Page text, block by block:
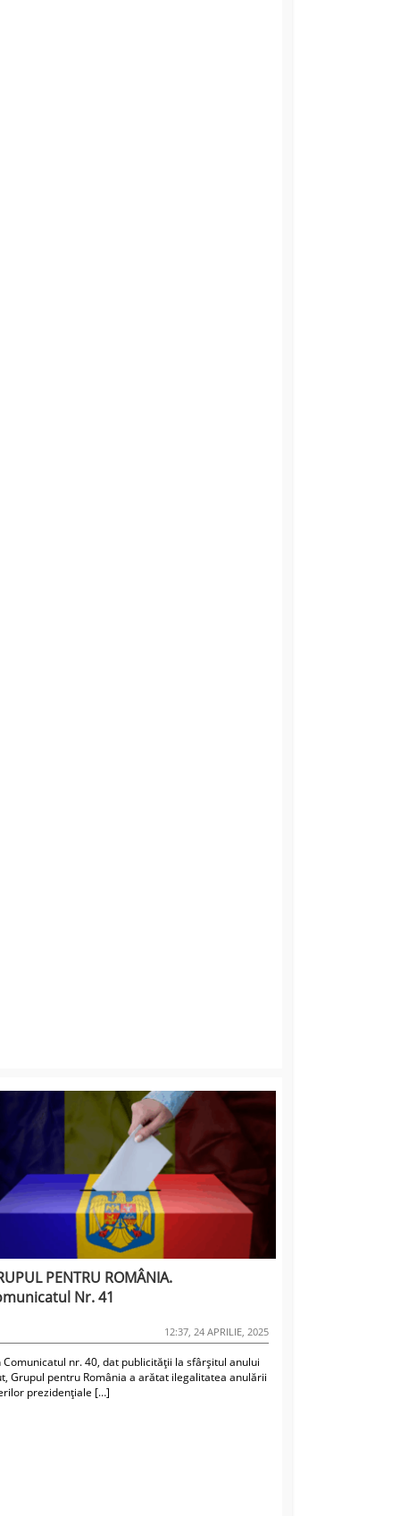
PENTRU ROMÂNIA.
Nr. 41
12:37, 24 APRILIE, 2025
Comunicatul nr. 40, dat publicității la sfârșitul anului
Grupul pentru România a arătat ilegalitatea anulării
prezidențiale […]